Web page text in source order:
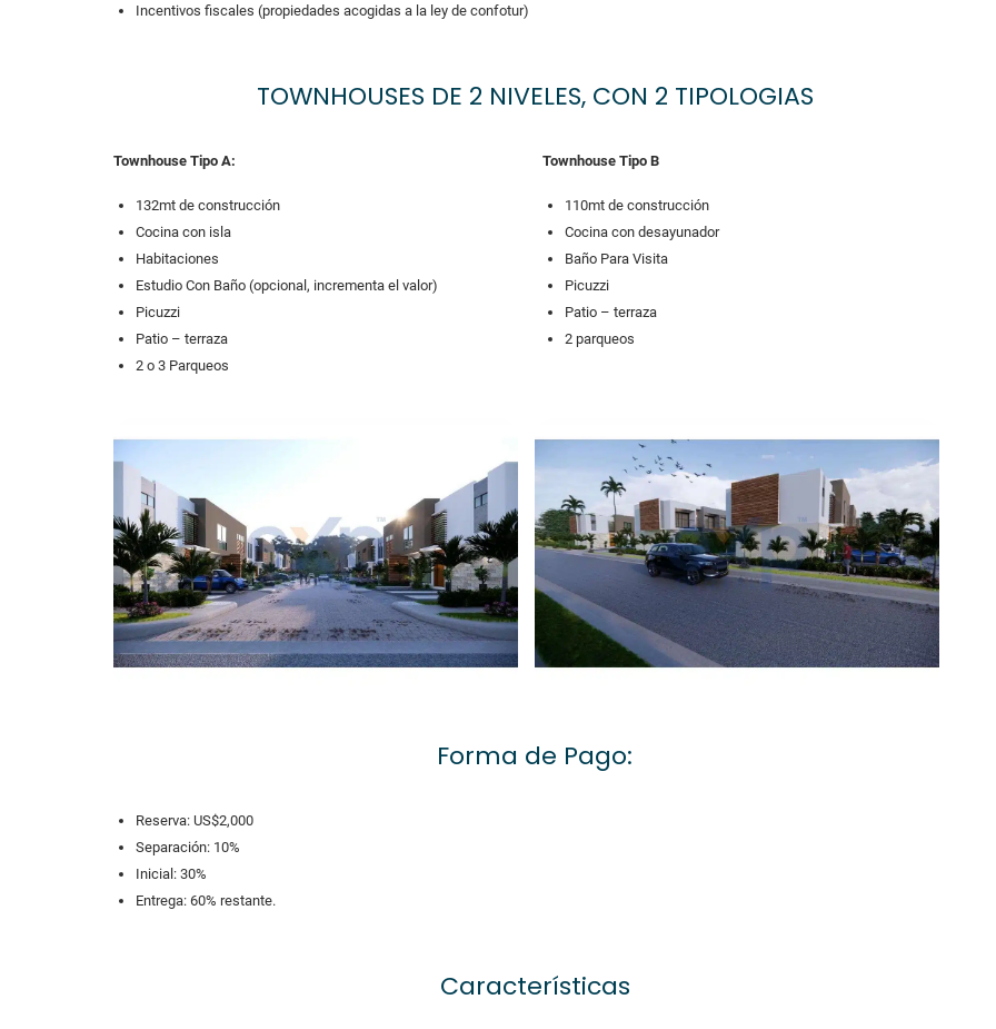
Incentivos fiscales (propiedades acogidas a la ley de confotur)
TOWNHOUSES DE 2 NIVELES, CON 2 TIPOLOGIAS
Townhouse Tipo A:
132mt de construcción
Cocina con isla
Habitaciones
Estudio Con Baño (opcional, incrementa el valor)
Picuzzi
Patio – terraza
2 o 3 Parqueos
Townhouse Tipo B
110mt de construcción
Cocina con desayunador
Baño Para Visita
Picuzzi
Patio – terraza
2 parqueos
Forma de Pago:
Reserva: US$2,000
Separación: 10%
Inicial: 30%
Entrega: 60% restante.
Características